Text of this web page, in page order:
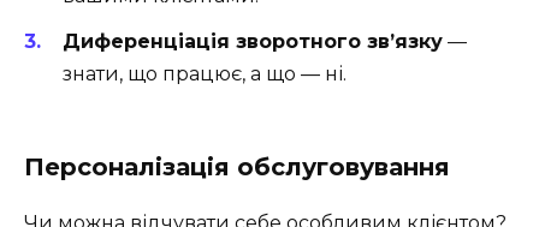
Диференціація зворотного зв’язку —
знати, що працює, а що — ні.
Персоналізація обслуговування